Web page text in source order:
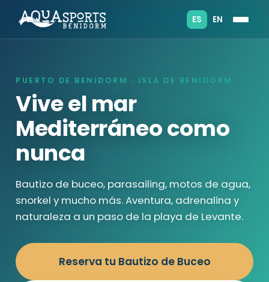
ES EN
PUERTO DE BENIDORM · ISLA DE BENIDORM
Vive el mar
Mediterráneo como
nunca
Bautizo de buceo, parasailing, motos de agua,
snorkel y mucho más. Aventura, adrenalina y
naturaleza a un paso de la playa de Levante.
Reserva tu Bautizo de Buceo